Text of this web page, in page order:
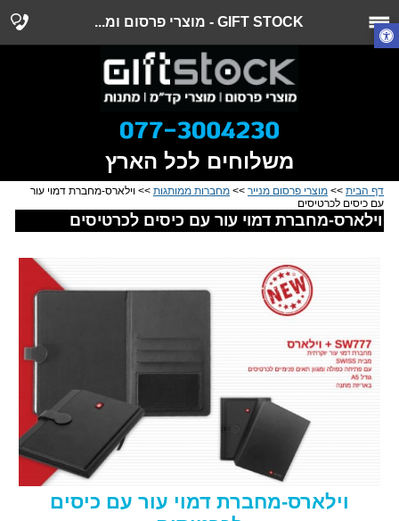
GIFT STOCK - מוצרי פרסום ומ...
משלוחים לכל הארץ
דף הבית >> מוצרי פרסום מנייר >> מחברות ממותגות >> וילארס-מחברת דמוי עור
עם כיסים לכרטיסים
וילארס-מחברת דמוי עור עם כיסים לכרטיסים
וילארס-מחברת דמוי עור עם כיסים